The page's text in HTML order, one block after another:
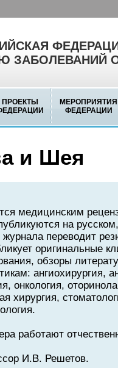
ЗАБОЛЕВАНИЙ
ПРОЕКТЫ
МЕРОПРИЯТИЯ
ФЕДЕРАЦИИ
и Шея
медицинским
на
журнала переводит
оригинальные
обзоры
ангиохирургия,
онкология,
хирургия,
работают
И.В. Решетов.